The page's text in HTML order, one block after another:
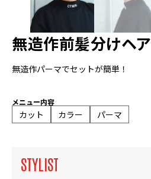
無造作前髪分けヘア
無造作パーマでセットが簡単！
メニュー内容
カット カラー パーマ
STYLIST